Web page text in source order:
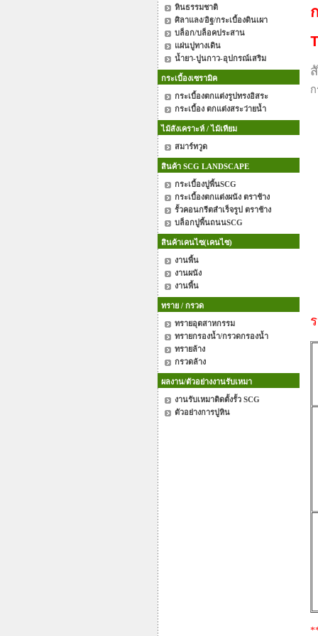
หินธรรมชาติ
ศิลาแลง/อิฐ/กระเบื้องดินเผา
บล็อก/บล็อคประสาน
แผ่นปูทางเดิน
น้ำยา-ปูนกาว-อุปกรณ์เสริม
กระเบื้องเซรามิค
กระเบื้องตกแต่งรูปทรงอิสระ
กระเบื้อง ตกแต่งสระว่ายน้ำ
ไม้สังเคราะห์ / ไม้เทียม
สมาร์ทวูด
สินค้า SCG LANDSCAPE
กระเบื้องปูพื้นSCG
กระเบื้องตกแต่งผนัง ตราช้าง
รั้วคอนกรีตสำเร็จรูป ตราช้าง
บล็อกปูพื้นถนนSCG
สินค้าเคนไซ(เคนไซ)
งานพื้น
งานผนัง
งานพื้น
ทราย / กรวด
ทรายอุตสาหกรรม
ทรายกรองน้ำ/กรวดกรองน้ำ
ทรายล้าง
กรวดล้าง
ผลงาน/ตัวอย่างงานรับเหมา
งานรับเหมาติดตั้งรั้ว SCG
ตัวอย่างการปูหิน